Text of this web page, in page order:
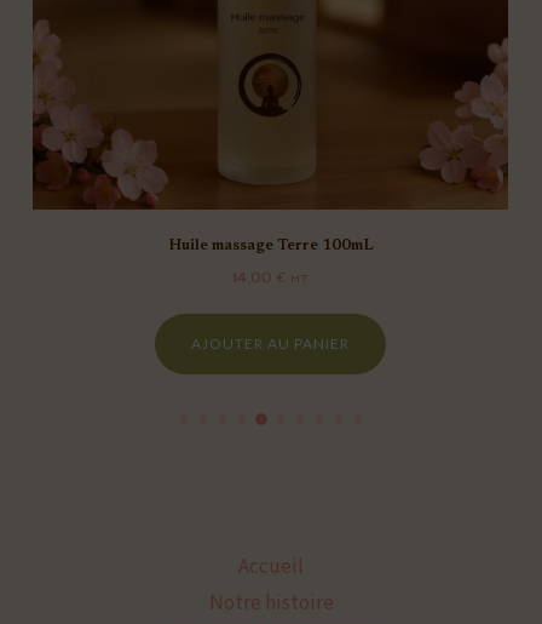
Huile massage Terre 100mL
14,00 € HT
AJOUTER AU PANIER
Accueil
Notre histoire